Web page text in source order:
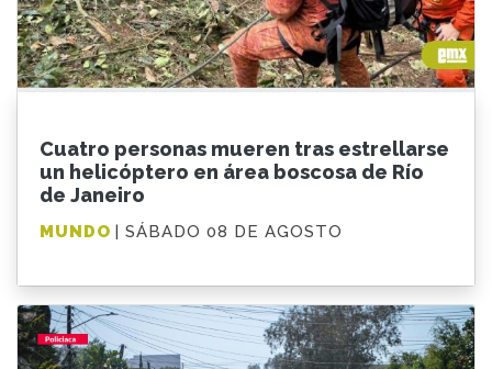
Cuatro personas mueren tras estrellarse
un helicóptero en área boscosa de Río
de Janeiro
MUNDO | SÁBADO 08 DE AGOSTO